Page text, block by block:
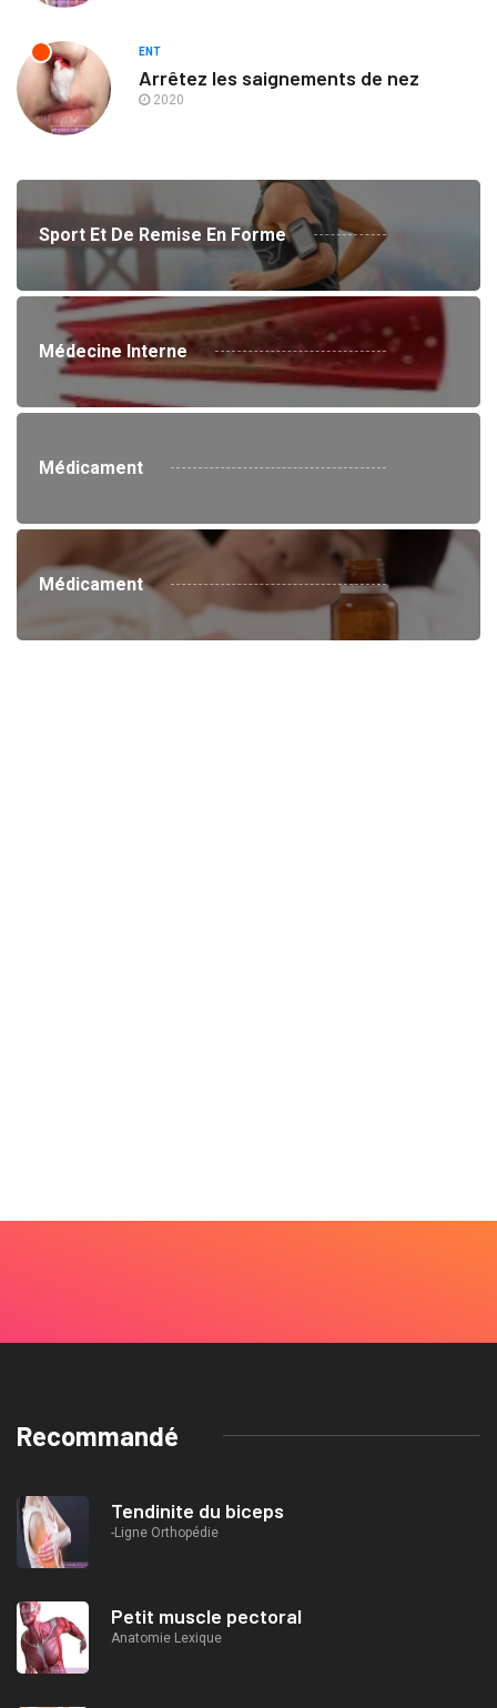
ENT
Arrêtez les saignements de nez
2020
Sport Et De Remise En Forme
Médecine Interne
Médicament
Médicament
Recommandé
Tendinite du biceps
-Ligne Orthopédie
Petit muscle pectoral
Anatomie Lexique